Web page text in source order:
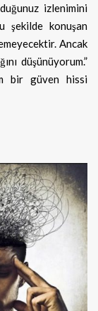
izlenimini
şekilde konuşan
Ancak
düşünüyorum.”
bir güven hissi